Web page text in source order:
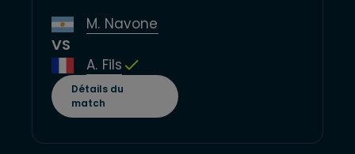
M. Navone
VS
A. Fils
Détails du
match